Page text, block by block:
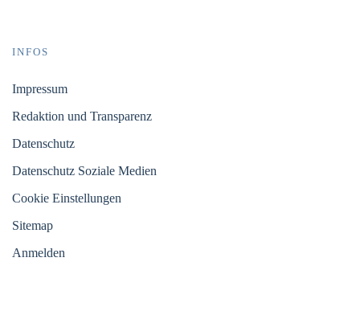
INFOS
Impressum
Redaktion und Transparenz
Datenschutz
Datenschutz Soziale Medien
Cookie Einstellungen
Sitemap
Anmelden